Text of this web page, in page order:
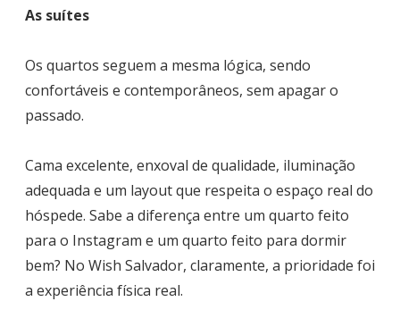
As suítes
Os quartos seguem a mesma lógica, sendo
confortáveis e contemporâneos, sem apagar o
passado.
Cama excelente, enxoval de qualidade, iluminação
adequada e um layout que respeita o espaço real do
hóspede. Sabe a diferença entre um quarto feito
para o Instagram e um quarto feito para dormir
bem? No Wish Salvador, claramente, a prioridade foi
a experiência física real.